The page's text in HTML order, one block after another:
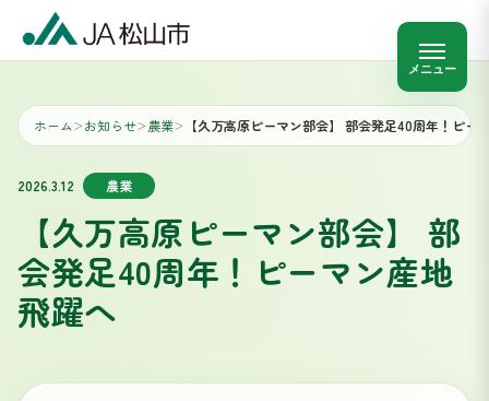
メニュー
ホーム＞ お知らせ＞ 農業＞ 【久万高原ピーマン部会】 部会発足40周年！ピー
2026.3.12 農業
【久万高原ピーマン部会】 部
会発足40周年！ピーマン産地
飛躍へ